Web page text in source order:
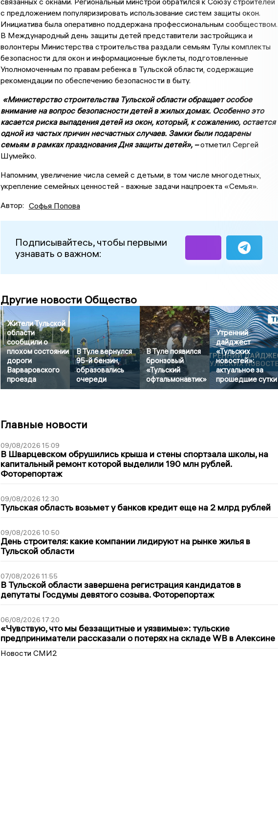
с предложением популяризировать использование систем защиты окон.
Инициатива была оперативно поддержана профессиональным сообществом.
В Международный день защиты детей представители застройщика и
волонтеры Министерства строительства раздали семьям Тулы комплекты
безопасности для окон и информационные буклеты, подготовленные
Уполномоченным по правам ребенка в Тульской области, содержащие
рекомендации по обеспечению безопасности в быту.
«Министерство строительства Тульской области обращает особое
внимание на вопрос безопасности детей в жилых домах. Особенно это
касается риска выпадения детей из окон, который, к сожалению, остается
одной из частых причин несчастных случаев. Замки были подарены
семьям в рамках празднования Дня защиты детей», –отметил Сергей
Шумейко.
Напомним, увеличение числа семей с детьми, в том числе многодетных,
укрепление семейных ценностей - важные задачи нацпроекта «Семья».
Автор: Софья Попова
Подписывайтесь, чтобы первыми
узнавать о важном:
Другие новости Общество
Жители Тульской
области
сообщили о
плохом состоянии
дороги
Варваровского
проезда
В Туле вернулся
95-й бензин,
образовались
очереди
В Туле появился
бронзовый
«Тульский
офтальмонавтик»
Утренний
дайджест
«Тульских
новостей»:
актуальное за
прошедшие сутки
Главные новости
09/08/2026 15:09
В Шварцевском обрушились крыша и стены спортзала школы, на
капитальный ремонт которой выделили 190 млн рублей.
Фоторепортаж
09/08/2026 12:30
Тульская область возьмет у банков кредит еще на 2 млрд рублей
09/08/2026 10:50
День строителя: какие компании лидируют на рынке жилья в
Тульской области
07/08/2026 11:55
В Тульской области завершена регистрация кандидатов в
депутаты Госдумы девятого созыва. Фоторепортаж
06/08/2026 17:20
«Чувствую, что мы беззащитные и уязвимые»: тульские
предприниматели рассказали о потерях на складе WB в Алексине
Новости СМИ2